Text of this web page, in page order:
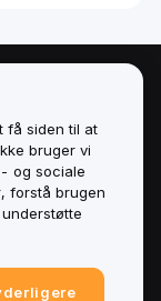
få siden til at
bruger vi
og sociale
forstå brugen